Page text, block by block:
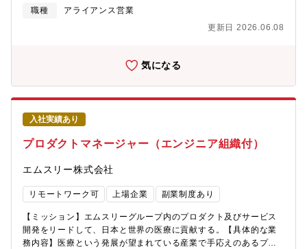
業 - 推進担当に対するコーチング、エキスパートとしてのアドバ
イス - 推進担当へのメンタリング・コミュニティ・オブ・プラク
の提案 - 新しいやり方の実験的導入
進という社会的課題に対し、決済ゲートウェイや情報処理センタ
おります。・クレジットカード業界は多くのプレーヤーが介在
で決済企業が参入していない領域へアプローチいただきます。
【採用背景】業容拡大のための増員（決済ネットワーク領域への
新規参入のため）【組織構成】9名（Grカード会社からの出向者が
多く在籍しております）
職種
アライアンス営業
更新日 2026.06.08
気になる
入社実績あり
プロダクトマネージャー（エンジニア組織付）
エムスリー株式会社
リモートワーク可 上場企業 副業制度あり
【ミッション】エムスリーグループ内のプロダクト及びサービス
開発をリードして、日本と世界の医療に貢献する。【具体的な業
務内容】医療という発展が望まれている産業で手応えのあるプロ